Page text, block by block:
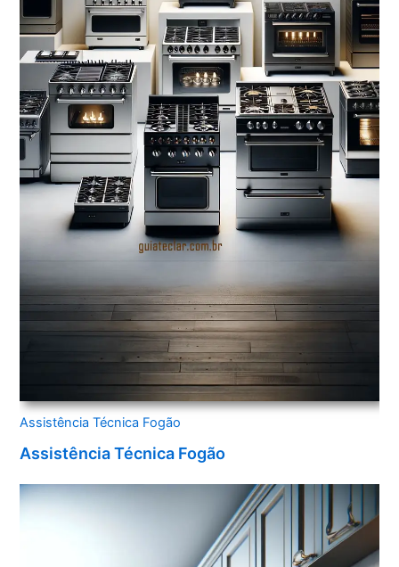
Assistência Técnica Fogão
Assistência Técnica Fogão